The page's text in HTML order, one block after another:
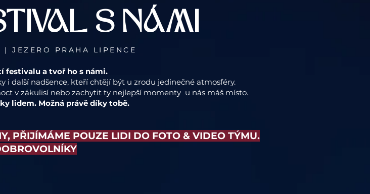
S NÁMI
JEZERO PRAHA LIPENCE
festivalu a tvoř ho s námi.
i další nadšence, kteří chtějí být u zrodu jedinečné atmosféry.
v zákulisí nebo zachytit ty nejlepší momenty u nás máš místo.
lidem. Možná právě díky tobě.
PŘIJÍMÁME POUZE LIDI DO FOTO & VIDEO TÝMU.